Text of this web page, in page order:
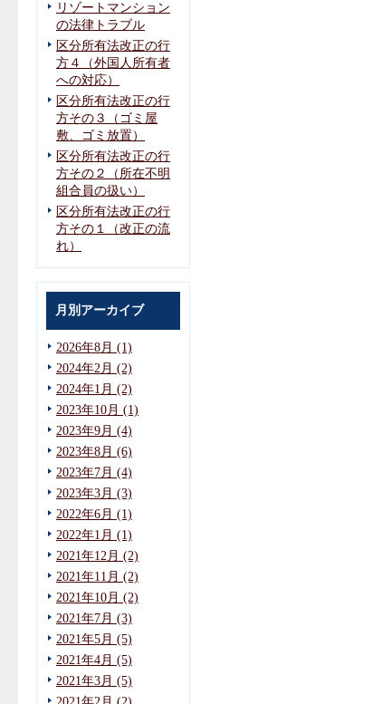
リゾートマンション
の法律トラブル
区分所有法改正の行
方４（外国人所有者
への対応）
区分所有法改正の行
方その３（ゴミ屋
敷、ゴミ放置）
区分所有法改正の行
方その２（所在不明
組合員の扱い）
区分所有法改正の行
方その１（改正の流
れ）
月別アーカイブ
2026年8月 (1)
2024年2月 (2)
2024年1月 (2)
2023年10月 (1)
2023年9月 (4)
2023年8月 (6)
2023年7月 (4)
2023年3月 (3)
2022年6月 (1)
2022年1月 (1)
2021年12月 (2)
2021年11月 (2)
2021年10月 (2)
2021年7月 (3)
2021年5月 (5)
2021年4月 (5)
2021年3月 (5)